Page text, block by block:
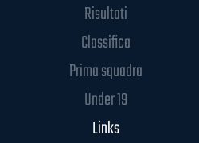
Risultati
Classifica
Prima squadra
Under 19
Links